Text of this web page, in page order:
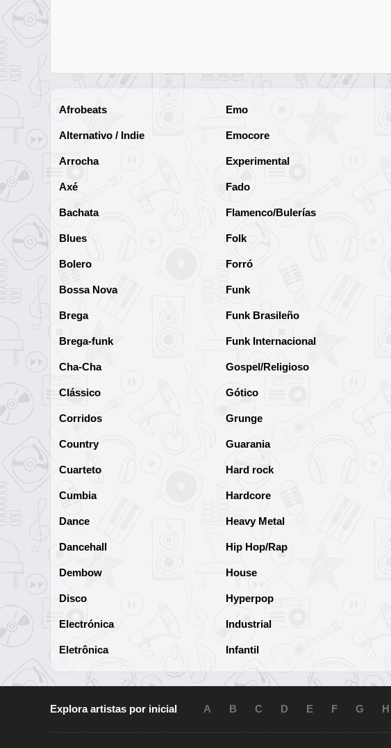
Afrobeats
Alternativo / Indie
Arrocha
Axé
Bachata
Blues
Bolero
Bossa Nova
Brega
Brega-funk
Cha-Cha
Clássico
Corridos
Country
Cuarteto
Cumbia
Dance
Dancehall
Dembow
Disco
Electrónica
Eletrônica
Emo
Emocore
Experimental
Fado
Flamenco/Bulerías
Folk
Forró
Funk
Funk Brasileño
Funk Internacional
Gospel/Religioso
Gótico
Grunge
Guarania
Hard rock
Hardcore
Heavy Metal
Hip Hop/Rap
House
Hyperpop
Industrial
Infantil
Explora artistas por inicial A B C D E F G H